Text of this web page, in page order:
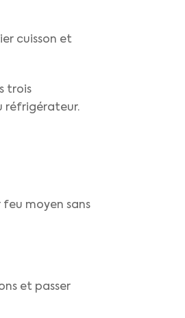
cuisson et
trois
réfrigérateur.
feu moyen sans
et passer